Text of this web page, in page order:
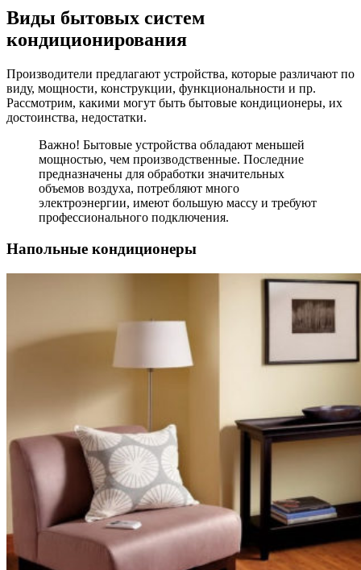
Виды бытовых систем
кондиционирования
Производители предлагают устройства, которые различают по
виду, мощности, конструкции, функциональности и пр.
Рассмотрим, какими могут быть бытовые кондиционеры, их
достоинства, недостатки.
Важно! Бытовые устройства обладают меньшей
мощностью, чем производственные. Последние
предназначены для обработки значительных
объемов воздуха, потребляют много
электроэнергии, имеют большую массу и требуют
профессионального подключения.
Напольные кондиционеры